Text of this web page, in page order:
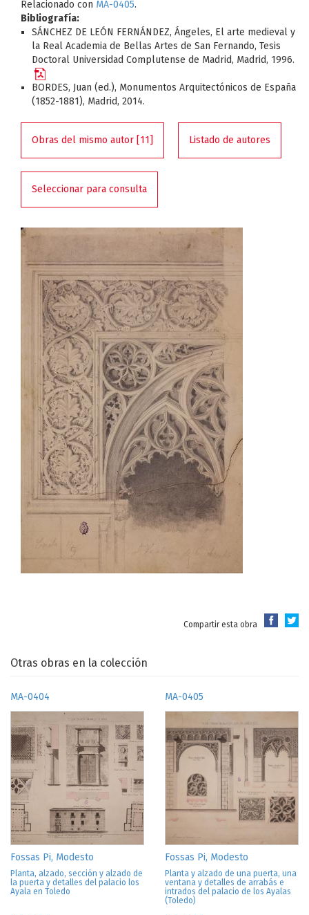
Relacionado con MA-0405.
Bibliografía:
SÁNCHEZ DE LEÓN FERNÁNDEZ, Ángeles, El arte medieval y
la Real Academia de Bellas Artes de San Fernando, Tesis
Doctoral Universidad Complutense de Madrid, Madrid, 1996.
BORDES, Juan (ed.), Monumentos Arquitectónicos de España
(1852-1881), Madrid, 2014.
Obras del mismo autor [11] Listado de autores
Seleccionar para consulta
Compartir esta obra
Otras obras en la colección
MA-0404
Fossas Pi, Modesto
Planta, alzado, sección y alzado de
la puerta y detalles del palacio los
Ayala en Toledo
MA-0405
Fossas Pi, Modesto
Planta y alzado de una puerta, una
ventana y detalles de arrabás e
intrados del palacio de los Ayalas
(Toledo)